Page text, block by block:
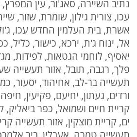
נתיב השיירה, סאג'ור, עין
עכו, צורית גילון, שומרת, שזור,
אשרת, בית העלמין החדש עכו,
אל, ינוח ג'ת, ירכא, כישור, כליל,
יאסיף, לוחמי הגטאות, לפידות,
פלך, רגבה, תובל, אזור תעשייה
תעשייה בר-לב, אחיהוד, יסעור,
ורדים, געתון, יחיעם, פקיעין,
קריית חיים ושמואל, כפר ביאליק,
ים, קריית מוצקין, אזור תעשייה